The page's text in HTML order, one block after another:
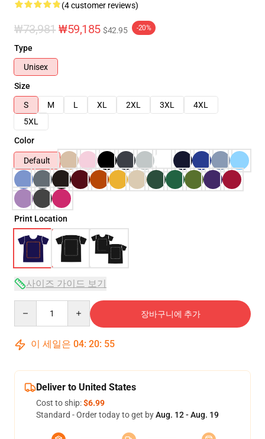
(4 customer reviews)
₩73,981 ₩59,185 $42.95 -20%
Type
Unisex
Size
S
M L XL 2XL 3XL
4XL
5XL
Color
Default
Print Location
사이즈 가이드 보기
장바구니에 추가
이 세일은 04: 20: 54
Deliver to United States
Cost to ship:$6.99
Standard - Order today to get byAug. 12 - Aug. 19